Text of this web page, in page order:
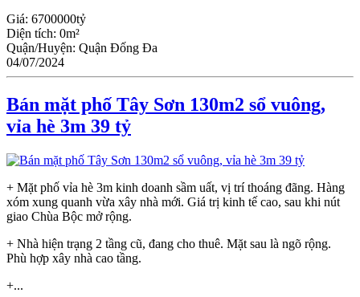
Giá: 6700000tỷ
Diện tích: 0m²
Quận/Huyện: Quận Đống Đa
04/07/2024
Bán mặt phố Tây Sơn 130m2 sổ vuông,
vỉa hè 3m 39 tỷ
+ Mặt phố vỉa hè 3m kinh doanh sầm uất, vị trí thoáng đãng. Hàng
xóm xung quanh vừa xây nhà mới. Giá trị kinh tế cao, sau khi nút
giao Chùa Bộc mở rộng.
+ Nhà hiện trạng 2 tầng cũ, đang cho thuê. Mặt sau là ngõ rộng.
Phù hợp xây nhà cao tầng.
+...